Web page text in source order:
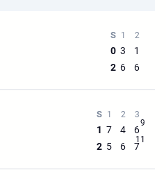
0 3
1
2 6 6
1 7 4 6
9
2 5 6 7
11